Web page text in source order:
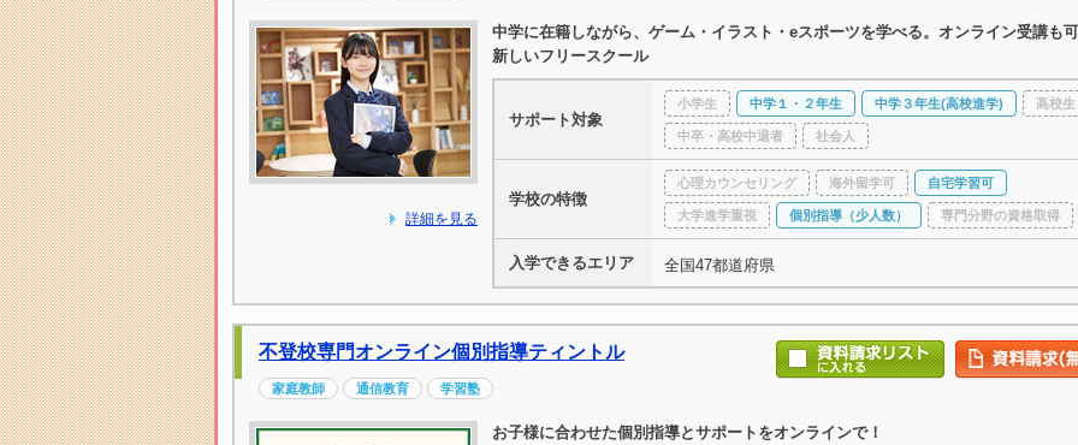
詳細を見る
中学に在籍しながら、ゲーム・イラスト・eスポーツを学べる。オンライン受講も
新しいフリースクール
サポート対象
小学生 中学１・２年生 中学３年生(高校進学) 高校生
中卒・高校中退者 社会人
学校の特徴
心理カウンセリング 海外留学可 自宅学習可
大学進学重視 個別指導（少人数） 専門分野の資格取得
入学できるエリア 全国47都道府県
不登校専門オンライン個別指導ティントル
家庭教師 通信教育 学習塾
お子様に合わせた個別指導とサポートをオンラインで！